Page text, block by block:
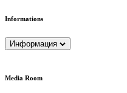
Informations
Информация
Media Room